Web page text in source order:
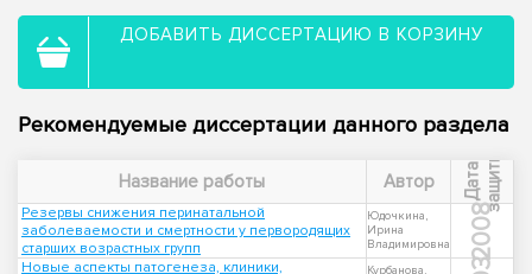
ДОБАВИТЬ ДИССЕРТАЦИЮ В КОРЗИНУ
Рекомендуемые диссертации данного раздела
Название работы Автор Д
а
т
а
з
а
щ
и
т ы
Резервы снижения перинатальной
заболеваемости и смертности у первородящих
старших возрастных групп
Юдочкина,
Ирина
Владимировна
2008
Новые аспекты патогенеза, клиники,
Курбанова,